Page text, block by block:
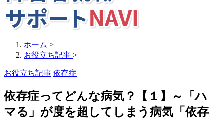
ホーム >
お役立ち記事 >
お役立ち記事 依存症
依存症ってどんな病気？【１】～「ハ
マる」が度を超してしまう病気「依存